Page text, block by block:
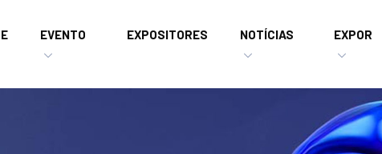
EVENTO EXPOSITORES NOTÍCIAS EXPOR